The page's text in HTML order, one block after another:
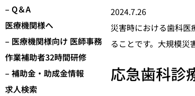
– Q＆A
医療機関様へ
– 医療機関様向け 医師事務
作業補助者32時間研修
– 補助金・助成金情報
求人検索
2024.7.26
災害時における歯科
ることです。大規模災
応急歯科診